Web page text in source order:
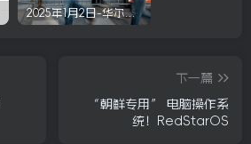
2025年1月2日-华尔街回顾
下一篇
“朝鲜专用” 电脑操作系
统！RedStarOS